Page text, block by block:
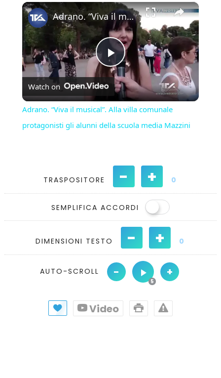
Play Unmute Fullscreen ×
Play
Video
Adrano. “Viva il musical”. Alla villa comunale protagonisti gli alunni della scuola media Mazzini
Watch on
Adrano. “Viva il musical”. Alla villa comunale
protagonisti gli alunni della scuola media Mazzini
TRASPOSITORE - + 0
SEMPLIFICA ACCORDI
DIMENSIONI TESTO - + 0
AUTO-SCROLL - +
Video